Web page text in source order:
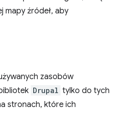
mapy źródeł, aby
zasobów
Drupal tylko do tych
stronach, które ich